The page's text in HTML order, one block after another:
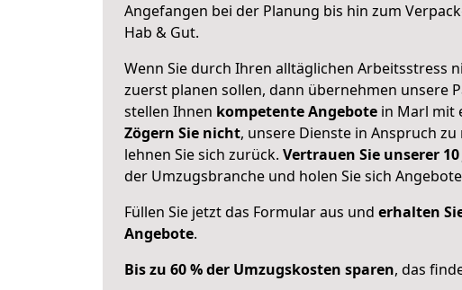
Angefangen bei der Planung bis hin zum
Hab & Gut.
Wenn Sie durch Ihren alltäglichen Arbeitsstress
zuerst planen sollen, dann übernehmen unsere
stellen Ihnen kompetente Angebote in Marl mit
Zögern Sie nicht, unsere Dienste in Anspruch
lehnen Sie sich zurück. Vertrauen Sie unserer
der Umzugsbranche und holen Sie sich
Füllen Sie jetzt das Formular aus und erhalten
Angebote.
Bis zu 60 % der Umzugskosten sparen, das